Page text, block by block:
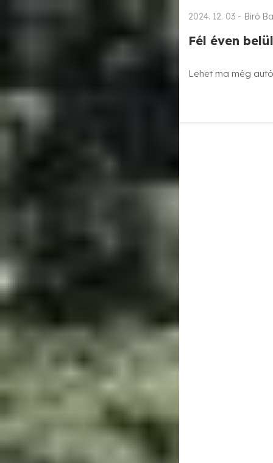
2024. 12. 03 - Biró
Fél éven
Lehet ma még